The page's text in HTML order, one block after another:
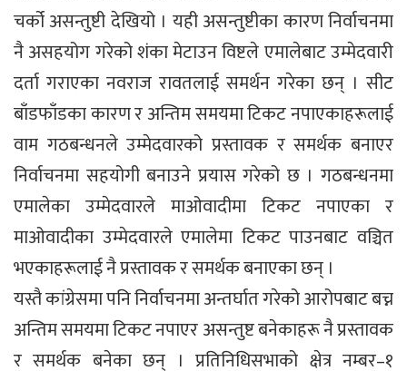
चर्को असन्तुष्टी देखियो । यही असन्तुष्टीका कारण निर्वाचनमा
नै असहयोग गरेको शंका मेटाउन विष्टले एमालेबाट उम्मेदवारी
दर्ता गराएका नवराज रावतलाई समर्थन गरेका छन् । सीट
बाँडफाँडका कारण र अन्तिम समयमा टिकट नपाएकाहरूलाई
वाम गठबन्धनले उम्मेदवारको प्रस्तावक र समर्थक बनाएर
निर्वाचनमा सहयोगी बनाउने प्रयास गरेको छ । गठबन्धनमा
एमालेका उम्मेदवारले माओवादीमा टिकट नपाएका र
माओवादीका उम्मेदवारले एमालेमा टिकट पाउनबाट वञ्चित
भएकाहरूलाई नै प्रस्तावक र समर्थक बनाएका छन् ।
यस्तै कांग्रेसमा पनि निर्वाचनमा अन्तर्घात गरेको आरोपबाट बच्न
अन्तिम समयमा टिकट नपाएर असन्तुष्ट बनेकाहरू नै प्रस्तावक
र समर्थक बनेका छन् । प्रतिनिधिसभाको क्षेत्र नम्बर–१